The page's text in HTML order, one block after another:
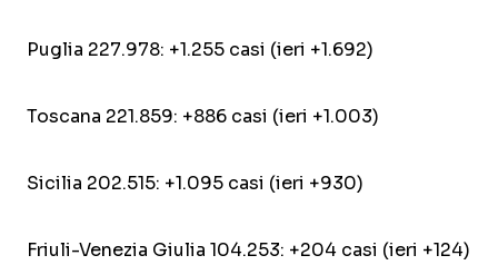
Puglia 227.978: +1.255 casi (ieri +1.692)
Toscana 221.859: +886 casi (ieri +1.003)
Sicilia 202.515: +1.095 casi (ieri +930)
Friuli-Venezia Giulia 104.253: +204 casi (ieri +124)